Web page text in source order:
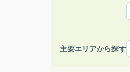
主要エリアから探す